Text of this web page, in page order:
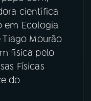
científica
em Ecologia
Mourão
física pelo
Físicas
do